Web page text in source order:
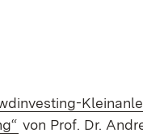
(Öffnet in neuem
von Prof. Dr.